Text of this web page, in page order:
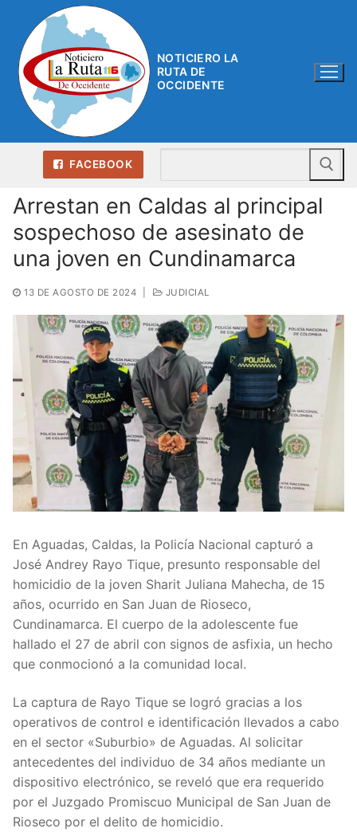
contenido
NOTICIERO LA
RUTA DE
OCCIDENTE
FACEBOOK
Arrestan en Caldas al principal
sospechoso de asesinato de
una joven en Cundinamarca
13 DE AGOSTO DE 2024 JUDICIAL
En Aguadas, Caldas, la Policía Nacional capturó a
José Andrey Rayo Tique, presunto responsable del
homicidio de la joven Sharit Juliana Mahecha, de 15
años, ocurrido en San Juan de Rioseco,
Cundinamarca. El cuerpo de la adolescente fue
hallado el 27 de abril con signos de asfixia, un hecho
que conmocionó a la comunidad local.
La captura de Rayo Tique se logró gracias a los
operativos de control e identificación llevados a cabo
en el sector «Suburbio» de Aguadas. Al solicitar
antecedentes del individuo de 34 años mediante un
dispositivo electrónico, se reveló que era requerido
por el Juzgado Promiscuo Municipal de San Juan de
Rioseco por el delito de homicidio.